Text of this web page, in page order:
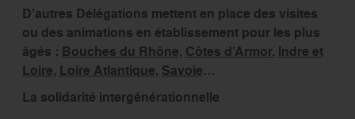
D’autres Délégations mettent en place des visites
ou des animations en établissement pour les plus
âgés : Bouches du Rhône, Côtes d’Armor, Indre et
Loire, Loire Atlantique, Savoie…
La solidarité intergénérationnelle